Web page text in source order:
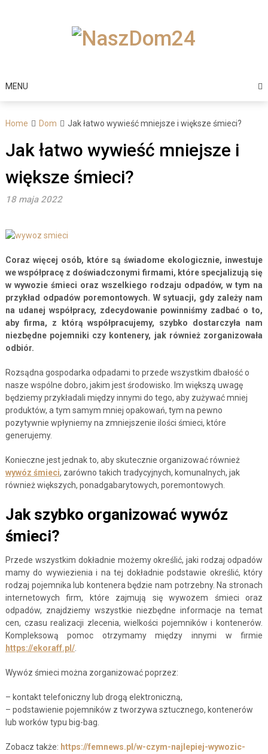
MENU
Home Dom Jak łatwo wywieść mniejsze i większe śmieci?
Jak łatwo wywieść mniejsze i
większe śmieci?
18 maja 2022
Coraz więcej osób, które są świadome ekologicznie, inwestuje
we współpracę z doświadczonymi firmami, które specjalizują się
w wywozie śmieci oraz wszelkiego rodzaju odpadów, w tym na
przykład odpadów poremontowych. W sytuacji, gdy zależy nam
na udanej współpracy, zdecydowanie powinniśmy zadbać o to,
aby firma, z którą współpracujemy, szybko dostarczyła nam
niezbędne pojemniki czy kontenery, jak również zorganizowała
odbiór.
Rozsądna gospodarka odpadami to przede wszystkim dbałość o
nasze wspólne dobro, jakim jest środowisko. Im większą uwagę
będziemy przykładali między innymi do tego, aby zużywać mniej
produktów, a tym samym mniej opakowań, tym na pewno
pozytywnie wpłyniemy na zmniejszenie ilości śmieci, które
generujemy.
Konieczne jest jednak to, aby skutecznie organizować również
wywóz śmieci, zarówno takich tradycyjnych, komunalnych, jak
również większych, ponadgabarytowych, poremontowych.
Jak szybko organizować wywóz
śmieci?
Przede wszystkim dokładnie możemy określić, jaki rodzaj odpadów
mamy do wywiezienia i na tej dokładnie podstawie określić, który
rodzaj pojemnika lub kontenera będzie nam potrzebny. Na stronach
internetowych firm, które zajmują się wywozem śmieci oraz
odpadów, znajdziemy wszystkie niezbędne informacje na temat
cen, czasu realizacji zlecenia, wielkości pojemników i kontenerów.
Kompleksową pomoc otrzymamy między innymi w firmie
https://ekoraff.pl/.
Wywóz śmieci można zorganizować poprzez:
– kontakt telefoniczny lub drogą elektroniczną,
– podstawienie pojemników z tworzywa sztucznego, kontenerów
lub worków typu big-bag.
Zobacz także: https://femnews.pl/w-czym-najlepiej-wywozic-